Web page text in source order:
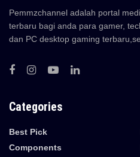
Pemmzchannel adalah portal
terbaru bagi anda para gamer,
dan PC desktop gaming
Categories
Best Pick
Components